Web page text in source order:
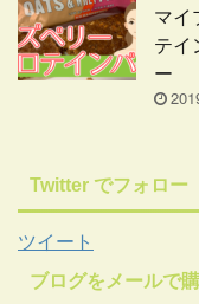
マイ
テイ
ー
Twitter でフォロー
ツイート
ブログをメールで